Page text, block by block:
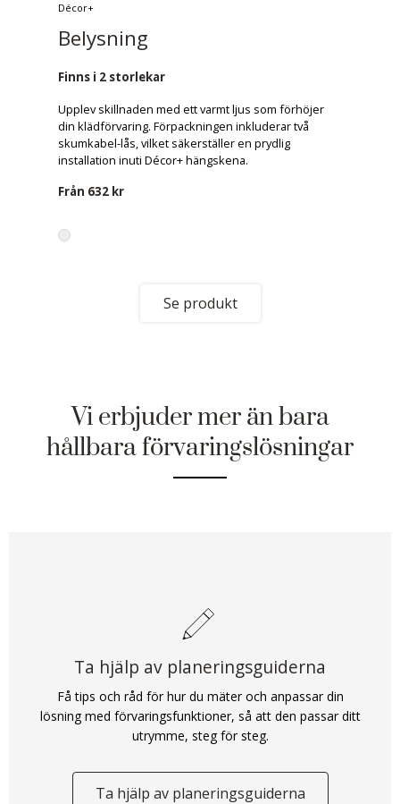
Décor+
Belysning
Finns i 2 storlekar
Upplev skillnaden med ett varmt ljus som förhöjer
din klädförvaring. Förpackningen inkluderar två
skumkabel-lås, vilket säkerställer en prydlig
installation inuti Décor+ hängskena.
Från 632 kr
Se produkt
Vi erbjuder mer än bara
hållbara förvaringslösningar
Ta hjälp av planeringsguiderna
Få tips och råd för hur du mäter och anpassar din
lösning med förvaringsfunktioner, så att den passar ditt
utrymme, steg för steg.
Ta hjälp av planeringsguiderna